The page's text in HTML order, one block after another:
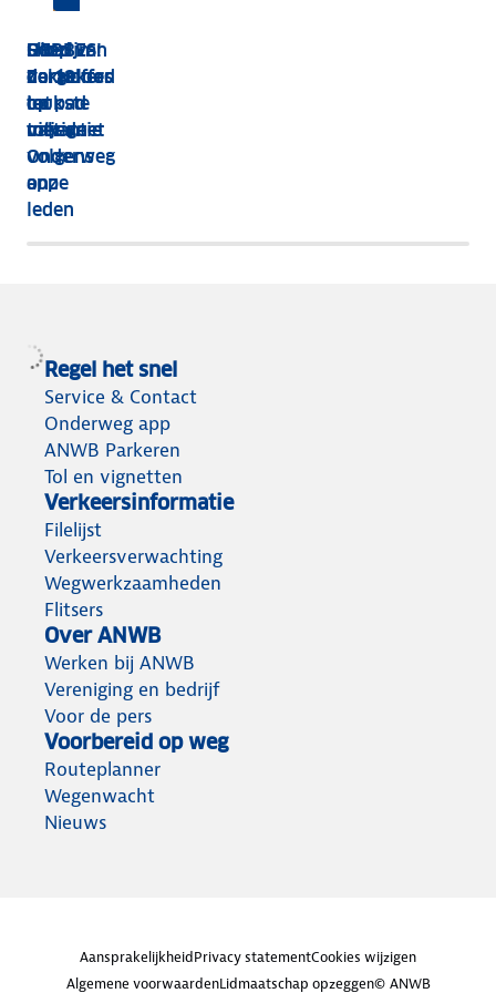
HEBBES!
Zorgeloos
op pad
met de
Onderweg
app
Shop van
dakkoffer
tot
tolvignet
Dit zijn
de 13
leukste
uitjes
volgens
onze
leden
Goed
verzekerd
op
vakantie
Regel het snel
Service & Contact
Onderweg app
ANWB Parkeren
Tol en vignetten
Verkeersinformatie
Filelijst
Verkeersverwachting
Wegwerkzaamheden
Flitsers
Over ANWB
Werken bij ANWB
Vereniging en bedrijf
Voor de pers
Voorbereid op weg
Routeplanner
Wegenwacht
Nieuws
AansprakelijkheidPrivacy statementCookies wijzigen
Algemene voorwaardenLidmaatschap opzeggen© ANWB